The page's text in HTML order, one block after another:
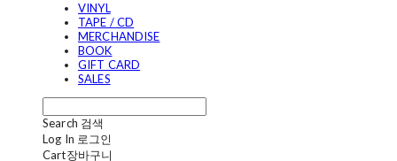
VINYL
TAPE / CD
MERCHANDISE
BOOK
GIFT CARD
SALES
Search 검색
Log In 로그인
Cart장바구니